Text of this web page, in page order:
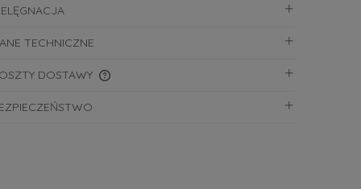
TECHNICZNE
DOSTAWY
CENA NIE ZAWIERA EWENTUALNYCH